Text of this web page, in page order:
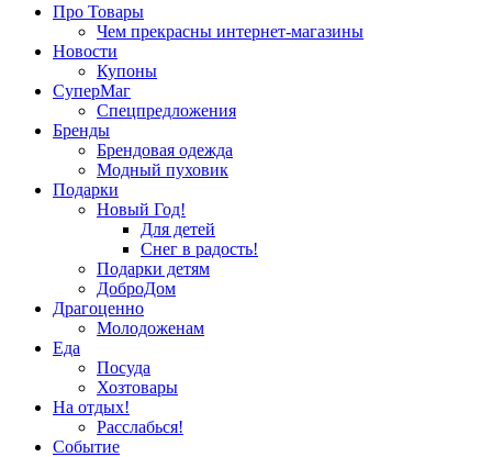
Про Товары
Чем прекрасны интернет-магазины
Новости
Купоны
СуперМаг
Спецпредложения
Бренды
Брендовая одежда
Модный пуховик
Подарки
Новый Год!
Для детей
Снег в радость!
Подарки детям
ДоброДом
Драгоценно
Молодоженам
Еда
Посуда
Хозтовары
На отдых!
Расслабься!
Событие